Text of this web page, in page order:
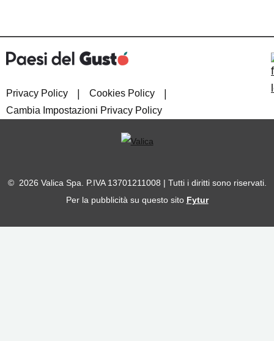
Privacy Policy Cookies Policy
Cambia Impostazioni Privacy Policy
© 2026 Valica Spa. P.IVA 13701211008 | Tutti i diritti sono riservati.
Per la pubblicità su questo sito Fytur